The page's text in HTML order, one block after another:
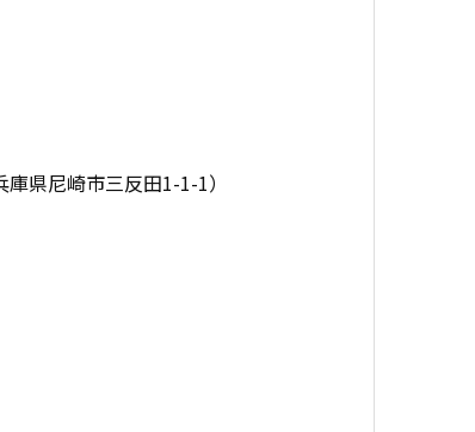
県尼崎市三反田1-1-1）